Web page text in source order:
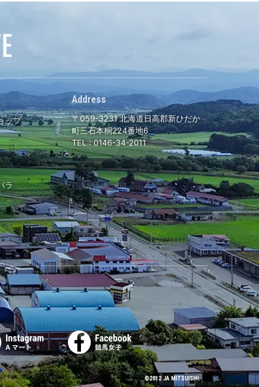
ップ
ラ
Address
〒059-3231北海道日高郡新ひだか
町三石本桐224番地6
TEL :0146-34-2011
©2012 JA MITSUISHI.